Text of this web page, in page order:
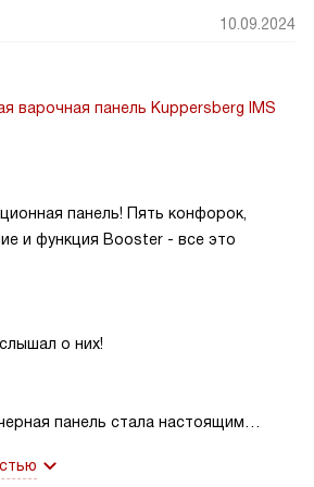
10.09.2024
варочная панель Kuppersberg IMS
панель! Пять конфорок,
и функция Booster - все это
о них!
панель стала настоящим
блюд, что очень удобно,